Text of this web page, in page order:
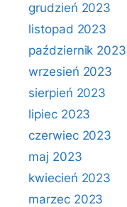
grudzień 2023
listopad 2023
październik 2023
wrzesień 2023
sierpień 2023
lipiec 2023
czerwiec 2023
maj 2023
kwiecień 2023
marzec 2023